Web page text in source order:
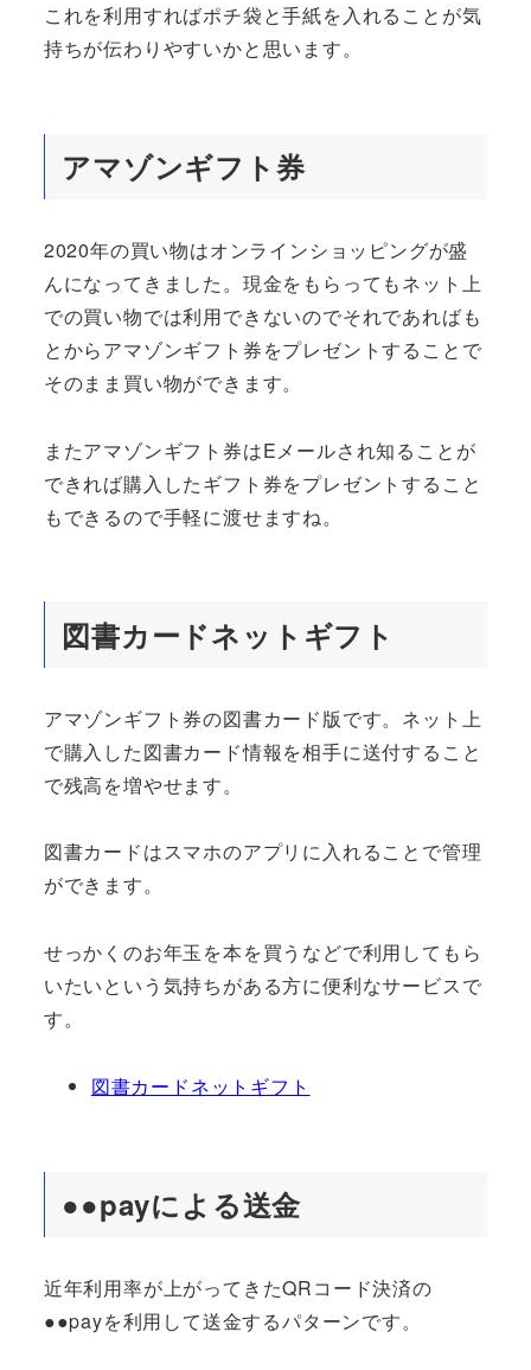
これを利用すればポチ袋と手紙を入れることが気
持ちが伝わりやすいかと思います。
アマゾンギフト券
2020年の買い物はオンラインショッピングが盛
んになってきました。現金をもらってもネット上
での買い物では利用できないのでそれであればも
とからアマゾンギフト券をプレゼントすることで
そのまま買い物ができます。
またアマゾンギフト券はEメールされ知ることが
できれば購入したギフト券をプレゼントすること
もできるので手軽に渡せますね。
図書カードネットギフト
アマゾンギフト券の図書カード版です。ネット上
で購入した図書カード情報を相手に送付すること
で残高を増やせます。
図書カードはスマホのアプリに入れることで管理
ができます。
せっかくのお年玉を本を買うなどで利用してもら
いたいという気持ちがある方に便利なサービスで
す。
図書カードネットギフト
●●payによる送金
近年利用率が上がってきたQRコード決済の
●●payを利用して送金するパターンです。